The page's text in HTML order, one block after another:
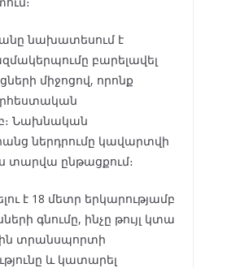
նախատեսում է
բարելավել
միջոցով, որոնք
Նախնական
ներդրումը կավարտվի
տարվա ընթացքում։
է 18 մետր երկարությամբ
գնումը, ինչը թույլ կտա
տրանսպորտի
և կատարել